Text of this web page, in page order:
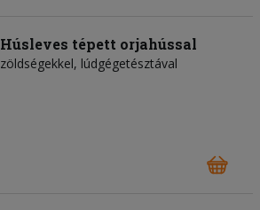
Húsleves tépett orjahússal
zöldségekkel, lúdgégetésztával